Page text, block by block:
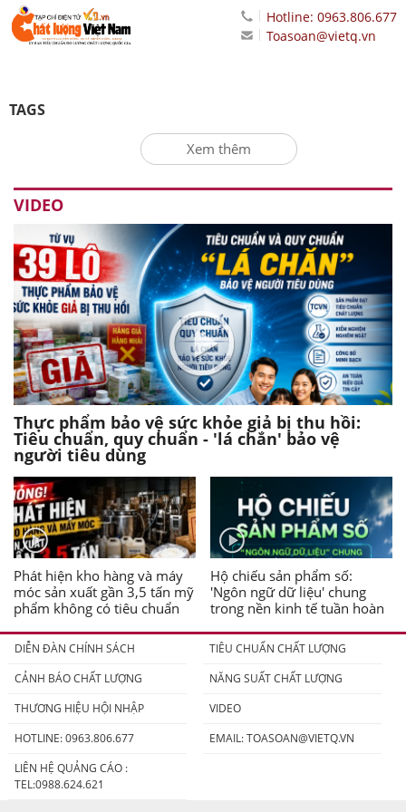
Hotline: 0963.806.677
Toasoan@vietq.vn
TAGS
Xem thêm
VIDEO
Thực phẩm bảo vệ sức khỏe giả bị thu hồi:
Tiêu chuẩn, quy chuẩn - 'lá chắn' bảo vệ
người tiêu dùng
Phát hiện kho hàng và máy
móc sản xuất gần 3,5 tấn mỹ
phẩm không có tiêu chuẩn
Hộ chiếu sản phẩm số:
'Ngôn ngữ dữ liệu' chung
trong nền kinh tế tuần hoàn
DIỄN ĐÀN CHÍNH SÁCH
TIÊU CHUẨN CHẤT LƯỢNG
CẢNH BÁO CHẤT LƯỢNG
NĂNG SUẤT CHẤT LƯỢNG
THƯƠNG HIỆU HỘI NHẬP
VIDEO
HOTLINE: 0963.806.677
EMAIL:TOASOAN@VIETQ.VN
LIÊN HỆ QUẢNG CÁO :
TEL:0988.624.621